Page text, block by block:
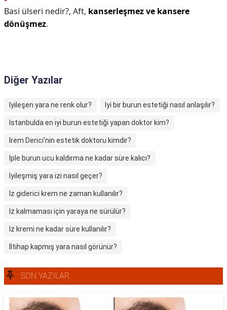
Basi ülseri nedir?, Aft, kanserleşmez ve kansere
dönüşmez.
Diğer Yazılar
Iyileşen yara ne renk olur? Iyi bir burun estetiği nasıl anlaşılır?
Istanbulda en iyi burun estetiği yapan doktor kim?
Irem Derici'nin estetik doktoru kimdir?
Iple burun ucu kaldırma ne kadar süre kalıcı?
Iyileşmiş yara izi nasıl geçer?
Iz giderici krem ne zaman kullanılır?
Iz kalmaması için yaraya ne sürülür?
Iz kremi ne kadar süre kullanılır?
İltihap kapmış yara nasıl görünür?
SON YAZILAR